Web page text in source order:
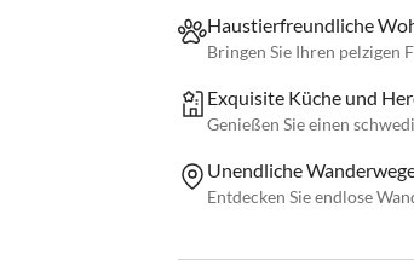
Haustierfreundliche
Bringen Sie Ihren pelzigen
Exquisite Küche und
Genießen Sie einen
Unendliche
Entdecken Sie endlose